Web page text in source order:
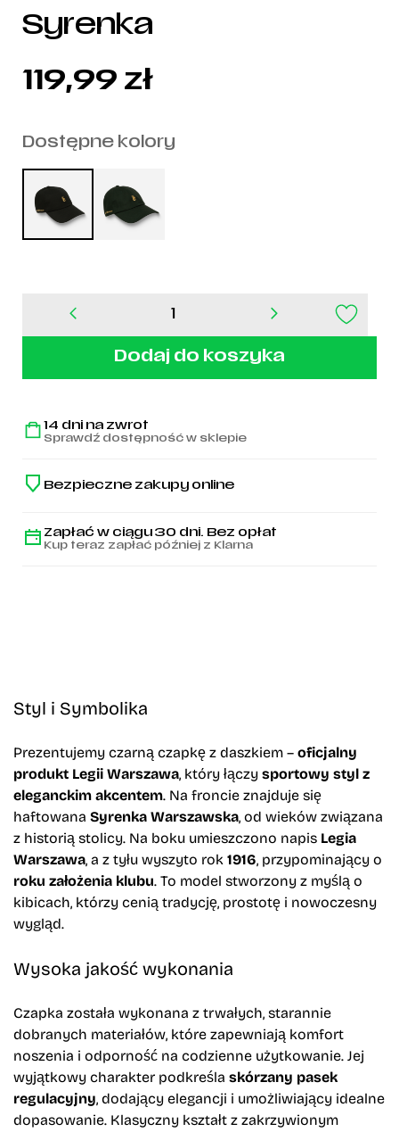
Syrenka
119,99 zł
Dostępne kolory
Czarna
Warszawa
1916
Dodaj do koszyka
14 dni na zwrot
Sprawdź dostępność w sklepie
Bezpieczne zakupy online
Zapłać w ciągu 30 dni. Bez opłat
Kup teraz zapłać później z Klarna
Styl i Symbolika
Prezentujemy czarną czapkę z daszkiem –oficjalny
produkt Legii Warszawa, który łączysportowy styl z
eleganckim akcentem. Na froncie znajduje się
haftowana Syrenka Warszawska, od wieków związana
z historią stolicy. Na boku umieszczono napis Legia
Warszawa, a z tyłu wyszyto rok1916, przypominający o
roku założenia klubu. To model stworzony z myślą o
kibicach, którzy cenią tradycję, prostotę i nowoczesny
wygląd.
Wysoka jakość wykonania
Czapka została wykonana z trwałych, starannie
dobranych materiałów, które zapewniają komfort
noszenia i odporność na codzienne użytkowanie. Jej
wyjątkowy charakter podkreśla skórzany pasek
regulacyjny, dodający elegancji i umożliwiający idealne
dopasowanie. Klasyczny kształt z zakrzywionym